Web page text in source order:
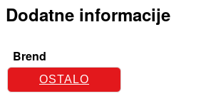
Dodatne informacije
Brend
OSTALO